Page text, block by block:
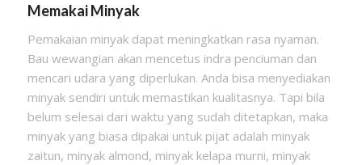
Memakai Minyak
Pemakaian minyak dapat meningkatkan rasa nyaman.
Bau wewangian akan mencetus indra penciuman dan
mencari udara yang diperlukan. Anda bisa menyediakan
minyak sendiri untuk memastikan kualitasnya. Tapi bila
belum selesai dari waktu yang sudah ditetapkan, maka
minyak yang biasa dipakai untuk pijat adalah minyak
zaitun, minyak almond, minyak kelapa murni, minyak